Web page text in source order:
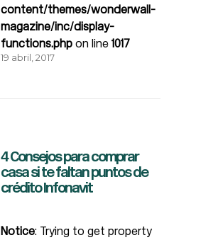
content/themes/wonderwall-
magazine/inc/display-
functions.php on line 1017
19 abril, 2017
4 Consejos para comprar
casa si te faltan puntos de
crédito Infonavit
Notice: Trying to get property